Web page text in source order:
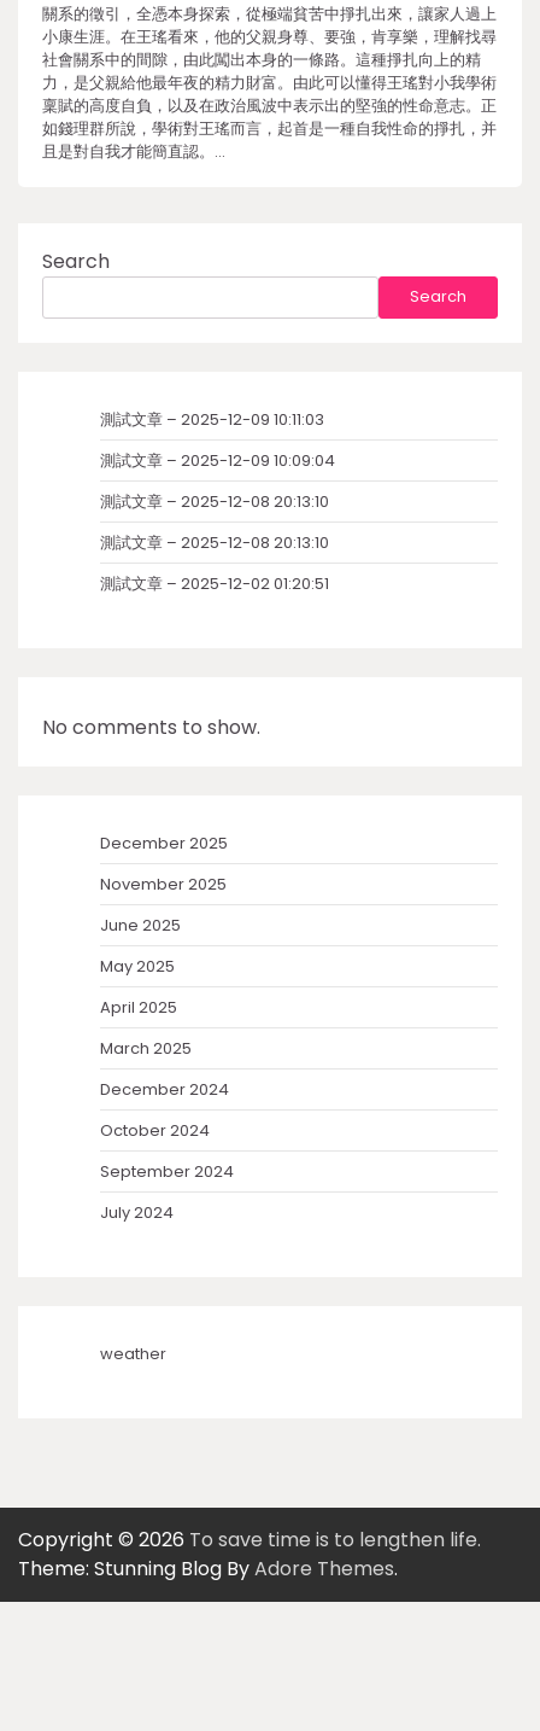
關系的徵引，全憑本身探索，從極端貧苦中掙扎出來，讓家人過上
小康生涯。在王瑤看來，他的父親身尊、要強，肯享樂，理解找尋
社會關系中的間隙，由此闖出本身的一條路。這種掙扎向上的精
力，是父親給他最年夜的精力財富。由此可以懂得王瑤對小我學術
稟賦的高度自負，以及在政治風波中表示出的堅強的性命意志。正
如錢理群所說，學術對王瑤而言，起首是一種自我性命的掙扎，并
且是對自我才能簡直認。…
Search
Search
測試文章 – 2025-12-09 10:11:03
測試文章 – 2025-12-09 10:09:04
測試文章 – 2025-12-08 20:13:10
測試文章 – 2025-12-08 20:13:10
測試文章 – 2025-12-02 01:20:51
No comments to show.
December 2025
November 2025
June 2025
May 2025
April 2025
March 2025
December 2024
October 2024
September 2024
July 2024
weather
Copyright © 2026 To save time is to lengthen life.
Theme: Stunning Blog ByAdore Themes.